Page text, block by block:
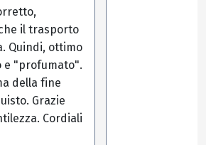
il trasporto
Quindi, ottimo
e "profumato".
della fine
Grazie
Cordiali